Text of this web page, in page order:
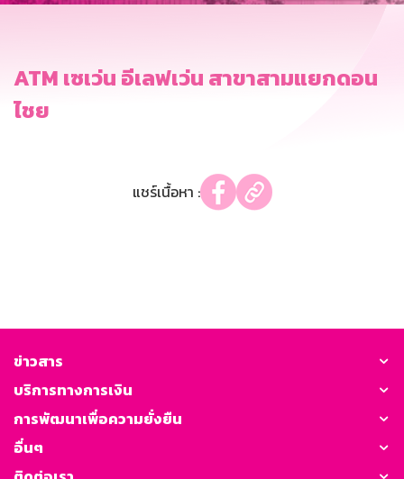
บริการออนไลน์
GSB Society
ATM เซเว่น อีเลฟเว่น สาขาสามแยกดอน
ไชย
แชร์เนื้อหา :
ข่าวสาร
บริการทางการเงิน
การพัฒนาเพื่อความยั่งยืน
อื่นๆ